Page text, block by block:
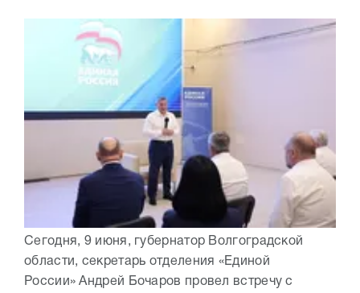
Сегодня, 9 июня, губернатор Волгоградской
области, секретарь отделения «Единой
России» Андрей Бочаров провел встречу с